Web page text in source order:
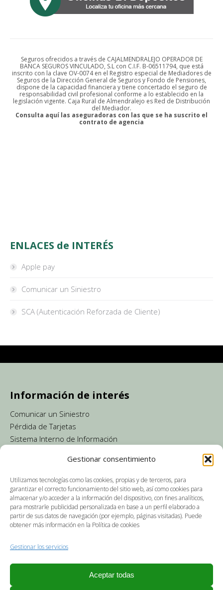
Gestionar consentimiento
Utilizamos tecnologías como las cookies, propias y de terceros, para
garantizar el correcto funcionamiento del sitio web, así como cookies para
almacenar y/o acceder a la información del dispositivo, con fines analíticos,
para mostrarle publicidad personalizada en base a un perfil elaborado a
partir de sus datos de navegación (por ejemplo, páginas visitadas). Puede
obtener más información en la Política de cookies
Gestionar los servicios
Aceptar todas
Seguros ofrecidos a través de CAJALMENDRALEJO OPERADOR DE
BANCA SEGUROS VINCULADO, S.L con C.I.F. B-06511794, que está
inscrito con la clave OV-0074 en el Registro especial de Mediadores de
Seguros de la Dirección General de Seguros y Fondo de Pensiones,
dispone de la capacidad financiera y tiene concertado el seguro de
responsabilidad civil profesional conforme a lo establecido en la
legislación vigente. Caja Rural de Almendralejo es Red de Distribución
del Mediador.
Consulta aquí las aseguradoras con las que se ha suscrito el
contrato de agencia
ENLACES de INTERÉS
Apple pay
Comunicar un Siniestro
SCA (Autenticación Reforzada de Cliente)
Información de interés
Comunicar un Siniestro
Pérdida de Tarjetas
Sistema Interno de Información
Consejos de seguridad
Cumplimiento Normativo
Contacto
Protección de Datos
Política de Cookies
Política de Privacidad de la Web
Tablón de anuncios
Accesibilidad